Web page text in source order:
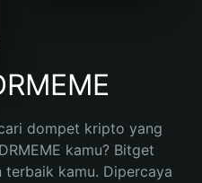
dompet kripto yang
kamu? Bitget
terbaik kamu. Dipercaya